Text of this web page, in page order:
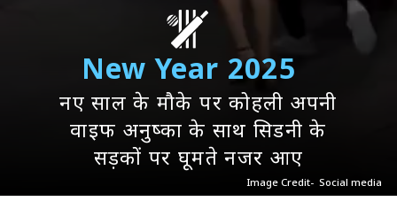
Image Credit- Social media
New Year 2025
नए साल के मौके पर कोहली अपनी
वाइफ अनुष्का के साथ सिडनी के
सड़कों पर घूमते नजर आए